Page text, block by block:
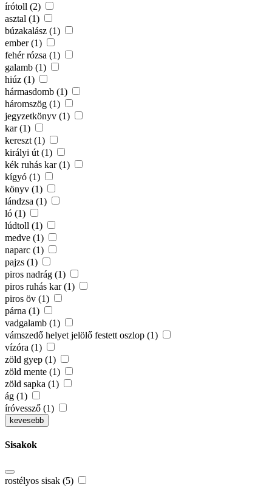
írótoll (2)
asztal (1)
búzakalász (1)
ember (1)
fehér rózsa (1)
galamb (1)
hiúz (1)
hármasdomb (1)
háromszög (1)
jegyzetkönyv (1)
kar (1)
kereszt (1)
királyi út (1)
kék ruhás kar (1)
kígyó (1)
könyv (1)
lándzsa (1)
ló (1)
lúdtoll (1)
medve (1)
naparc (1)
pajzs (1)
piros nadrág (1)
piros ruhás kar (1)
piros öv (1)
párna (1)
vadgalamb (1)
vámszedő helyet jelölő festett oszlop (1)
vízóra (1)
zöld gyep (1)
zöld mente (1)
zöld sapka (1)
ág (1)
íróvessző (1)
kevesebb
Sisakok
rostélyos sisak (5)